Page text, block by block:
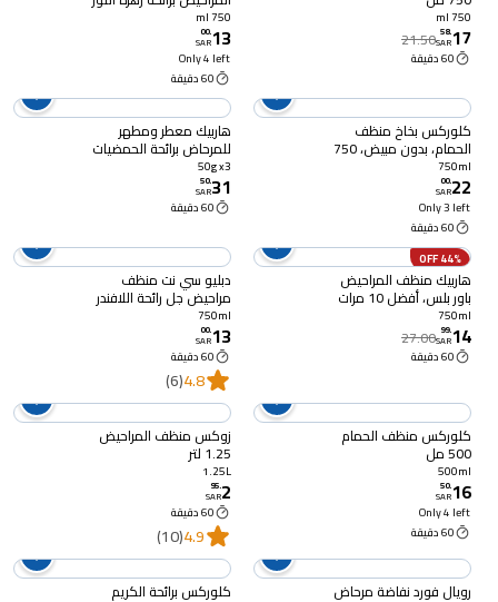
750 ml
17
.
58
SAR
21.50
60 دقيقة
750 مل
750 ml
13
.
00
SAR
Only 4 left
60 دقيقة
كلوركس بخاخ منظف
الحمام، بدون مبيض، 750
مل
750ml
22
.
00
SAR
Only 3 left
60 دقيقة
هاربيك معطر ومطهر
للمرحاض برائحة الحمضيات
3 × 50 جرام
50g x3
31
.
50
SAR
60 دقيقة
44% OFF
هاربيك منظف المراحيض
باور بلس، أفضل 10 مرات
من الجراثيم، عطر الزهور،
750 مل
750ml
14
.
99
SAR
27.00
60 دقيقة
دبليو سي نت منظف
مراحيض جل رائحة اللافندر
750 مل
750ml
13
.
00
SAR
60 دقيقة
4.8
(6)
كلوركس منظف الحمام
500 مل
500ml
16
.
50
SAR
Only 4 left
60 دقيقة
زوكس منظف المراحيض
1.25 لتر
1.25L
2
.
95
SAR
60 دقيقة
4.9
(10)
رويال فورد نفاضة مرحاض كلوركس برائحة الكريم